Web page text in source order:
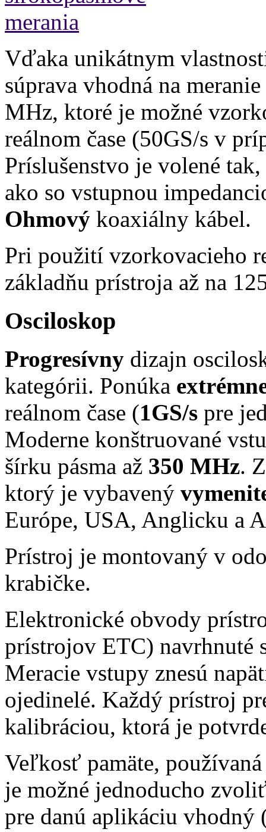
Vďaka unikátnym
súprava vhodná na
MHz, ktoré je možné
reálnom čase (50GS/s v
Príslušenstvo je volené
ako so vstupnou
Ohmový koaxiálny kábel.
Pri použití vzorkovacieho
základňu prístroja až na
Osciloskop
Progresívny dizajn
kategórii. Ponúka
reálnom čase (1GS/s pre
Moderne konštruované
šírku pásma až 350 MHz.
ktorý je vybavený
Európe, USA, Anglicku a
Prístroj je montovaný v
krabičke.
Elektronické obvody
prístrojov ETC) navrhnuté
Meracie vstupy znesú
ojedinelé. Každý prístroj
kalibráciou, ktorá je
Veľkosť pamäte,
je možné jednoducho
pre danú aplikáciu vhodný